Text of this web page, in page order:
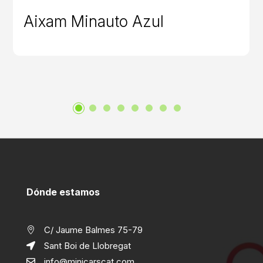
Aixam Minauto Azul
Dónde estamos
 C/ Jaume Balmes 75-79
 Sant Boi de Llobregat